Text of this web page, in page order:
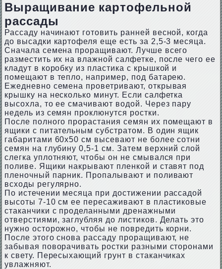
Выращивание картофельной
рассады
Рассаду начинают готовить ранней весной, когда
до высадки картофеля еще есть за 2,5-3 месяца.
Сначала семена проращивают. Лучше всего
разместить их на влажной салфетке, после чего ее
кладут в коробку из пластика с крышкой и
помещают в тепло, например, под батарею.
Ежедневно семена проветривают, открывая
крышку на несколько минут. Если салфетка
высохла, то ее смачивают водой. Через пару
недель из семян проклюнутся ростки.
После полного прорастания семян их помещают в
ящики с питательным субстратом. В один ящик
габаритами 60х50 см высевают не более сотни
семян на глубину 0,5-1 см. Затем верхний слой
слегка уплотняют, чтобы он не смывался при
поливе. Ящики накрывают пленкой и ставят под
пленочный парник. Пропалывают и поливают
всходы регулярно.
По истечении месяца при достижении рассадой
высоты 7-10 см ее пересаживают в пластиковые
стаканчики с проделанными дренажными
отверстиями, заглубляя до листиков. Делать это
нужно осторожно, чтобы не повредить корни.
После этого снова рассаду проращивают, не
забывая поворачивать ростки разными сторонами
к свету. Пересыхающий грунт в стаканчиках
увлажняют.